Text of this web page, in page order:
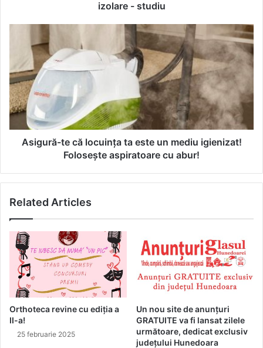
perioada
post-
izolare
-
studiu
izolare - studiu
locuința
ta
este
un
mediu
igienizat!
Folosește
Asigură-te că locuința ta este un mediu igienizat!
Folosește aspiratoare cu abur!
Related Articles
Orthoteca revine cu ediția a
II-a!
25 februarie 2025
Un nou site de anunțuri
GRATUITE va fi lansat zilele
următoare, dedicat exclusiv
județului Hunedoara